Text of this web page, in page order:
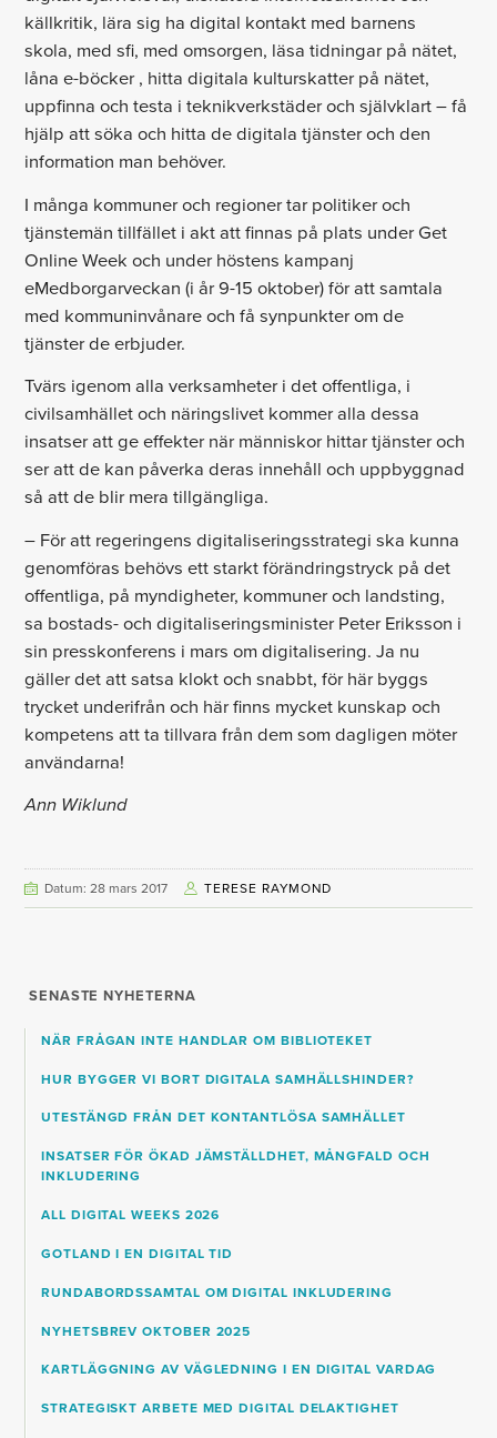
källkritik, lära sig ha digital kontakt med barnens
skola, med sfi, med omsorgen, läsa tidningar på nätet,
låna e-böcker , hitta digitala kulturskatter på nätet,
uppfinna och testa i teknikverkstäder och självklart – få
hjälp att söka och hitta de digitala tjänster och den
information man behöver.
I många kommuner och regioner tar politiker och
tjänstemän tillfället i akt att finnas på plats under Get
Online Week och under höstens kampanj
eMedborgarveckan (i år 9-15 oktober) för att samtala
med kommuninvånare och få synpunkter om de
tjänster de erbjuder.
Tvärs igenom alla verksamheter i det offentliga, i
civilsamhället och näringslivet kommer alla dessa
insatser att ge effekter när människor hittar tjänster och
ser att de kan påverka deras innehåll och uppbyggnad
så att de blir mera tillgängliga.
– För att regeringens digitaliseringsstrategi ska kunna
genomföras behövs ett starkt förändringstryck på det
offentliga, på myndigheter, kommuner och landsting,
sa bostads- och digitaliseringsminister Peter Eriksson i
sin presskonferens i mars om digitalisering. Ja nu
gäller det att satsa klokt och snabbt, för här byggs
trycket underifrån och här finns mycket kunskap och
kompetens att ta tillvara från dem som dagligen möter
användarna!
Ann Wiklund
Datum: 28 mars 2017 TERESE RAYMOND
SENASTE NYHETERNA
NÄR FRÅGAN INTE HANDLAR OM BIBLIOTEKET
HUR BYGGER VI BORT DIGITALA SAMHÄLLSHINDER?
UTESTÄNGD FRÅN DET KONTANTLÖSA SAMHÄLLET
INSATSER FÖR ÖKAD JÄMSTÄLLDHET, MÅNGFALD OCH
INKLUDERING
ALL DIGITAL WEEKS 2026
GOTLAND I EN DIGITAL TID
RUNDABORDSSAMTAL OM DIGITAL INKLUDERING
NYHETSBREV OKTOBER 2025
KARTLÄGGNING AV VÄGLEDNING I EN DIGITAL VARDAG
STRATEGISKT ARBETE MED DIGITAL DELAKTIGHET